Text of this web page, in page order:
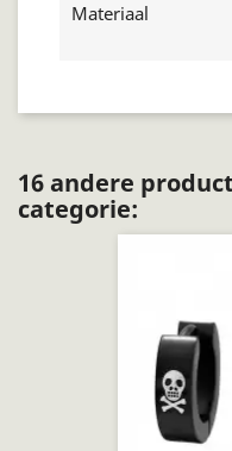
Materiaal
16 andere
categorie: